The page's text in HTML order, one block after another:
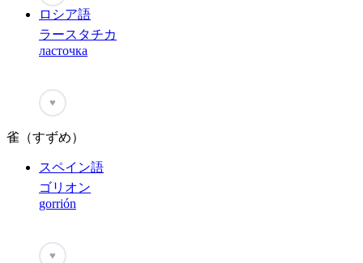
ロシア語
ラースタチカ
ласточка
♥
雀（すずめ）
スペイン語
ゴリオン
gorrión
♥